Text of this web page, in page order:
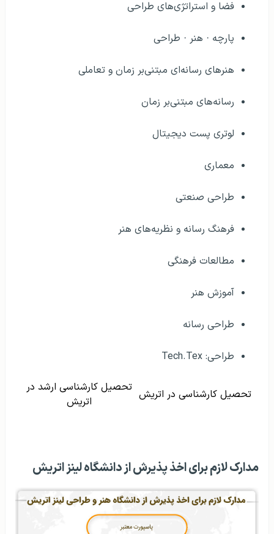
فضا و استراتژی‌های طراحی
پارچه · هنر · طراحی
هنرهای رسانه‌ای مبتنی‌بر زمان و تعاملی
رسانه‌های مبتنی‌بر زمان
لوتری پست دیجیتال
معماری
طراحی صنعتی
فرهنگ رسانه و نظریه‌های هنر
مطالعات فرهنگی
آموزش هنر
طراحی رسانه
طراحی: Tech.Tex
تحصیل کارشناسی در اتریش تحصیل کارشناسی ارشد در
اتریش
مدارک لازم برای اخذ پذیرش از دانشگاه لینز اتریش